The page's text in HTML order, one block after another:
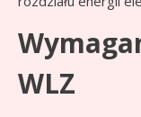
WLZ